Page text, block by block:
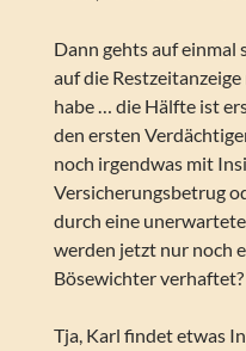
Dann gehts auf einmal
auf die
habe … die Hälfte ist
den ersten
noch irgendwas mit
Versicherungsbetrug
durch eine
werden jetzt nur noch
Bösewichter verhaftet?
Tja, Karl findet etwas